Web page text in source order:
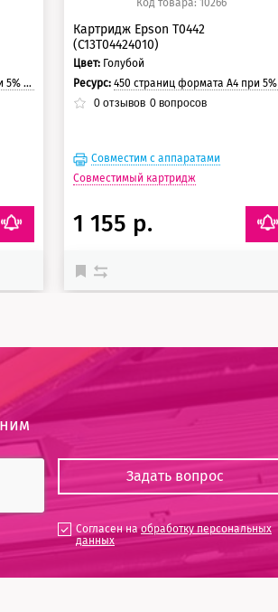
Картридж Epson T0442
(C13T04424010)
Цвет: Голубой
Ресурс: 450 страниц формата А4 при 5% заполнении страницы.
0отзывов 0вопросов
Совместим с аппаратами
Совместимый картридж
1 155 р.
Согласен наобработку персональных
данных